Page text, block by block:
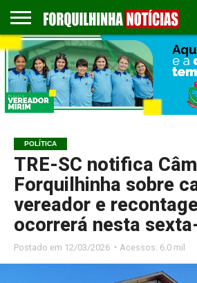
COLUNISTAS
EMPREGOS
ESPORTES
PUBLICAÇÃO
LEGAL
GASTRONOMIA
CONTATO
POLÍTICA
TRE-SC notifica
Forquilhinha sobre
vereador e
ocorrerá nesta
Postado em 12/03/2026 ◔ Acessos: 6.0 mil